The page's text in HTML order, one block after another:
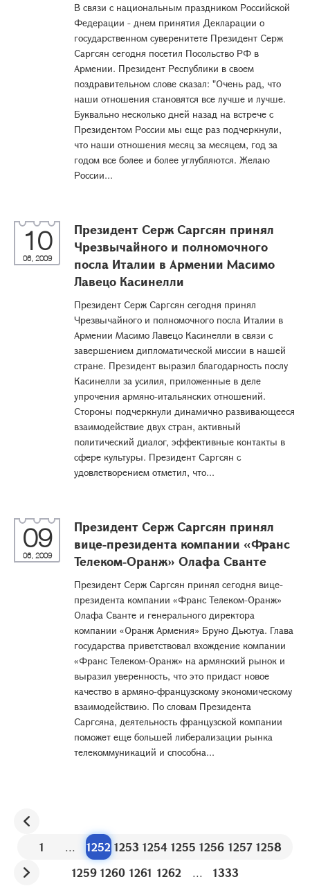
В связи с национальным праздником Российской
Федерации - днем принятия Декларации о
государственном суверенитете Президент Серж
Саргсян сегодня посетил Посольство РФ в
Армении. Президент Республики в своем
поздравительном слове сказал: "Очень рад, что
наши отношения становятся все лучше и лучше.
Буквально несколько дней назад на встрече с
Президентом России мы еще раз подчеркнули,
что наши отношения месяц за месяцем, год за
годом все более и более углубляются. Желаю
России...
10
06, 2009
Президент Серж Саргсян принял
Чрезвычайного и полномочного
посла Италии в Армении Масимо
Лавецо Касинелли
Президент Серж Саргсян сегодня принял
Чрезвычайного и полномочного посла Италии в
Армении Масимо Лавецо Касинелли в связи с
завершением дипломатической миссии в нашей
стране. Президент выразил благодарность послу
Касинелли за усилия, приложенные в деле
упрочения армяно-итальянских отношений.
Стороны подчеркнули динамично развивающееся
взаимодействие двух стран, активный
политический диалог, эффективные контакты в
сфере культуры. Президент Саргсян с
удовлетворением отметил, что...
09
06, 2009
Президент Серж Саргсян принял
вице-президента компании «Франс
Телеком-Оранж» Олафа Сванте
Президент Серж Саргсян принял сегодня вице-
президента компании «Франс Телеком-Оранж»
Олафа Сванте и генерального директора
компании «Оранж Армения» Бруно Дьютуа. Глава
государства приветствовал вхождение компании
«Франс Телеком-Оранж» на армянский рынок и
выразил уверенность, что это придаст новое
качество в армяно-французскому экономическому
взаимодействию. По словам Президента
Саргсяна, деятельность французской компании
поможет еще большей либерализации рынка
телекоммуникаций и способна...
1 ... 1252 1253 1254 1255 1256 1257 1258
1259 1260 1261 1262 ... 1333